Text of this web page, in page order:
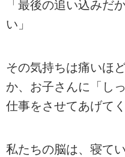
「最後の追い込みだ
い」
その気持ちは痛いほ
か、お子さんに「し
仕事をさせてあげてく
私たちの脳は、寝て